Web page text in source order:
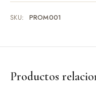
SKU: PROM001
Productos